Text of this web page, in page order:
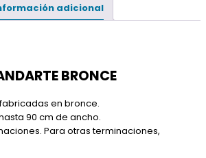
adicional
BRONCE
en bronce.
90 cm de ancho.
Para otras terminaciones,